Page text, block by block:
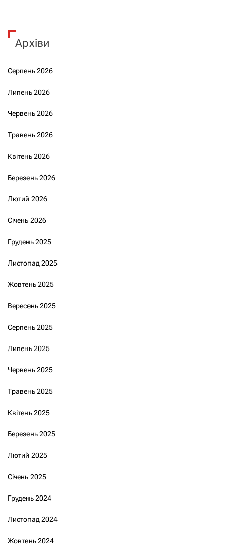
Архіви
Серпень 2026
Липень 2026
Червень 2026
Травень 2026
Квітень 2026
Березень 2026
Лютий 2026
Січень 2026
Грудень 2025
Листопад 2025
Жовтень 2025
Вересень 2025
Серпень 2025
Липень 2025
Червень 2025
Травень 2025
Квітень 2025
Березень 2025
Лютий 2025
Січень 2025
Грудень 2024
Листопад 2024
Жовтень 2024